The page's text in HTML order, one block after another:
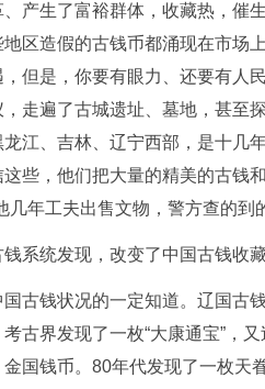
、产生了富裕群体，收藏热，催
区造假的古钱币都涌现在市场
，但是，你要有眼力、还要有人
走遍了古城遗址、墓地，甚至
江、吉林、辽宁西部，是十几
些，他们把大量的精美的古钱
几年工夫出售文物，警方查的到
系统发现，改变了中国古钱收藏
古钱状况的一定知道。辽国古
古界发现了一枚“大康通宝”，
国钱币。80年代发现了一枚天